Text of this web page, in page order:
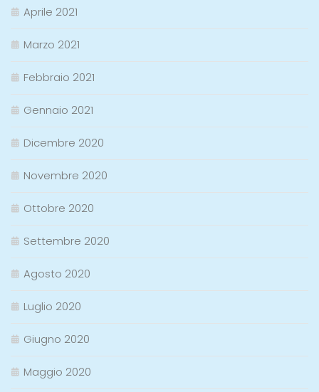
Aprile 2021
Marzo 2021
Febbraio 2021
Gennaio 2021
Dicembre 2020
Novembre 2020
Ottobre 2020
Settembre 2020
Agosto 2020
Luglio 2020
Giugno 2020
Maggio 2020